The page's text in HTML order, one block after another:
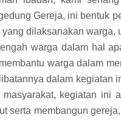
Gereja, ini bentuk
dilaksanakan warga,
warga dalam hal
warga dalam
dalam kegiatan
kegiatan ini
serta membangun